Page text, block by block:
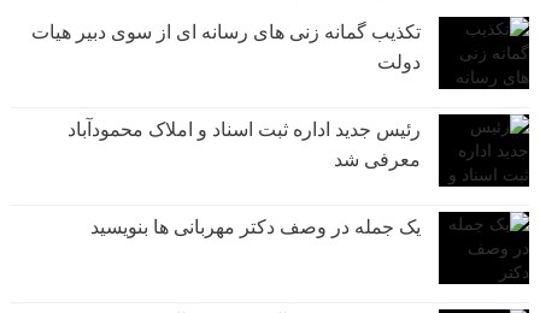
تکذیب گمانه زنی های رسانه ای از سوی دبیر هیات
دولت
رئیس جدید اداره ثبت اسناد و املاک محمودآباد
معرفی شد
یک جمله در وصف دکتر مهربانی ها بنویسید